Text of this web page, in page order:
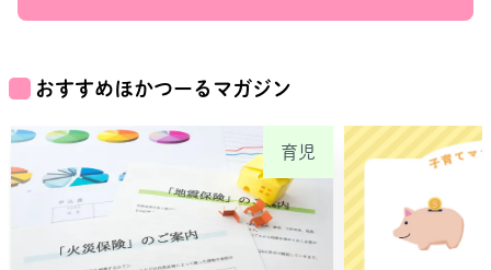
おすすめほかつーるマガジン
育児